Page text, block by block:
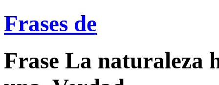
Frases de
Frase La naturaleza